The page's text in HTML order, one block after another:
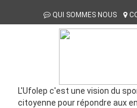
QUI SOMMES NOUS
L'Ufolep c'est une vision du
citoyenne pour répondre aux